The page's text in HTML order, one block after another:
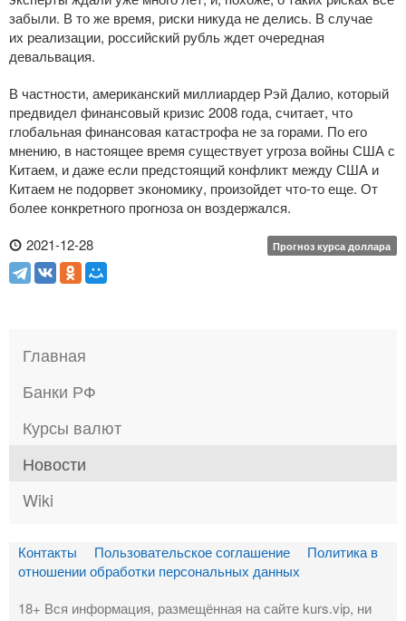
забыли. В то же время, риски никуда не делись. В случае
их реализации, российский рубль ждет очередная
девальвация.
В частности, американский миллиардер Рэй Далио, который
предвидел финансовый кризис 2008 года, считает, что
глобальная финансовая катастрофа не за горами. По его
мнению, в настоящее время существует угроза войны США с
Китаем, и даже если предстоящий конфликт между США и
Китаем не подорвет экономику, произойдет что-тоеще. От
более конкретного прогноза он воздержался.
2021-12-28
Прогноз курса доллара
Главная
Банки РФ
Курсы валют
Новости
Wiki
Контакты Пользовательское соглашение
Политика в
отношении обработки персональных данных
18+ Вся информация, размещённая на сайте kurs.vip, ни